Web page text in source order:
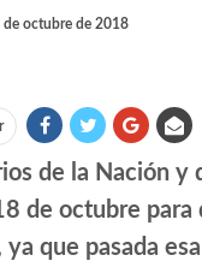
de octubre de 2018
de la Nación y
de octubre para
ya que pasada